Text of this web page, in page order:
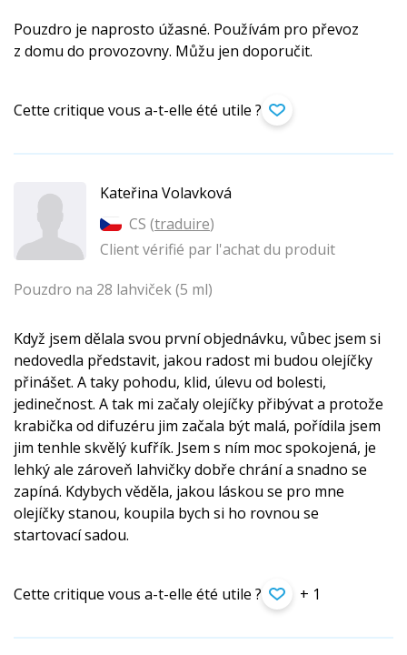
Pouzdro je naprosto úžasné. Používám pro převoz
z domu do provozovny. Můžu jen doporučit.
Cette critique vous a-t-elle été utile ?
Kateřina Volavková
CS (traduire)
Client vérifié par l'achat du produit
Pouzdro na 28 lahviček (5 ml)
Když jsem dělala svou první objednávku, vůbec jsem si
nedovedla představit, jakou radost mi budou olejíčky
přinášet. A taky pohodu, klid, úlevu od bolesti,
jedinečnost. A tak mi začaly olejíčky přibývat a protože
krabička od difuzéru jim začala být malá, pořídila jsem
jim tenhle skvělý kufřík. Jsem s ním moc spokojená, je
lehký ale zároveň lahvičky dobře chrání a snadno se
zapíná. Kdybych věděla, jakou láskou se pro mne
olejíčky stanou, koupila bych si ho rovnou se
startovací sadou.
Cette critique vous a-t-elle été utile ? + 1